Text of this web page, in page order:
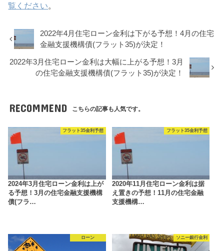
覧ください。
2022年4月住宅ローン金利は下がる予想！4月の住宅
金融支援機構債(フラット35)が決定！
2022年3月住宅ローン金利は大幅に上がる予想！3月
の住宅金融支援機構債(フラット35)が決定！
RECOMMEND こちらの記事も人気です。
フラット35金利予想
2024年3月住宅ローン金利は上が
る予想！3月の住宅金融支援機構
債(フラ…
フラット35金利予想
2020年11月住宅ローン金利は据
え置きの予想！11月の住宅金融
支援機構…
ローン ソニー銀行金利